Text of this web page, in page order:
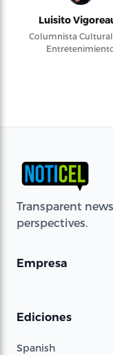
Luisito
Columnista Cultural
Transparent
perspectives.
Empresa
Ediciones
Spanish